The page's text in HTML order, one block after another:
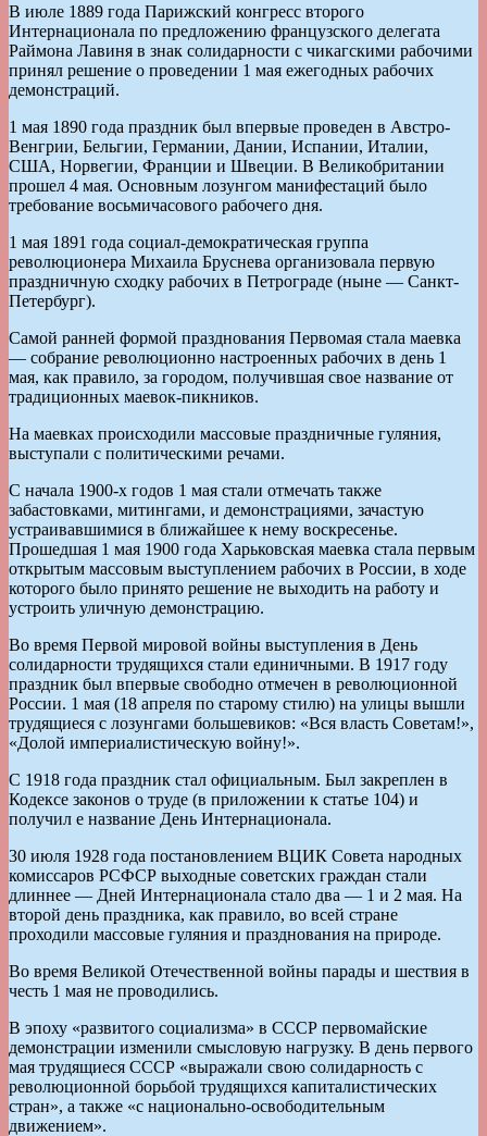
В июле 1889 года Парижский конгресс второго
Интернационала по предложению французского делегата
Раймона Лавиня в знак солидарности с чикагскими рабочими
принял решение о проведении 1 мая ежегодных рабочих
демонстраций.
1 мая 1890 года праздник был впервые проведен в Австро-
Венгрии, Бельгии, Германии, Дании, Испании, Италии,
США, Норвегии, Франции и Швеции. В Великобритании
прошел 4 мая. Основным лозунгом манифестаций было
требование восьмичасового рабочего дня.
1 мая 1891 года социал-демократическая группа
революционера Михаила Бруснева организовала первую
праздничную сходку рабочих в Петрограде (ныне — Санкт-
Петербург).
Самой ранней формой празднования Первомая стала маевка
— собрание революционно настроенных рабочих в день 1
мая, как правило, за городом, получившая свое название от
традиционных маевок-пикников.
На маевках происходили массовые праздничные гуляния,
выступали с политическими речами.
С начала 1900-х годов 1 мая стали отмечать также
забастовками, митингами, и демонстрациями, зачастую
устраивавшимися в ближайшее к нему воскресенье.
Прошедшая 1 мая 1900 года Харьковская маевка стала первым
открытым массовым выступлением рабочих в России, в ходе
которого было принято решение не выходить на работу и
устроить уличную демонстрацию.
Во время Первой мировой войны выступления в День
солидарности трудящихся стали единичными. В 1917 году
праздник был впервые свободно отмечен в революционной
России. 1 мая (18 апреля по старому стилю) на улицы вышли
трудящиеся с лозунгами большевиков: «Вся власть Советам!»,
«Долой империалистическую войну!».
С 1918 года праздник стал официальным. Был закреплен в
Кодексе законов о труде (в приложении к статье 104) и
получил е название День Интернационала.
30 июля 1928 года постановлением ВЦИК Совета народных
комиссаров РСФСР выходные советских граждан стали
длиннее — Дней Интернационала стало два — 1 и 2 мая. На
второй день праздника, как правило, во всей стране
проходили массовые гуляния и празднования на природе.
Во время Великой Отечественной войны парады и шествия в
честь 1 мая не проводились.
В эпоху «развитого социализма» в СССР первомайские
демонстрации изменили смысловую нагрузку. В день первого
мая трудящиеся СССР «выражали свою солидарность с
революционной борьбой трудящихся капиталистических
стран», а также «с национально-освободительным
движением».